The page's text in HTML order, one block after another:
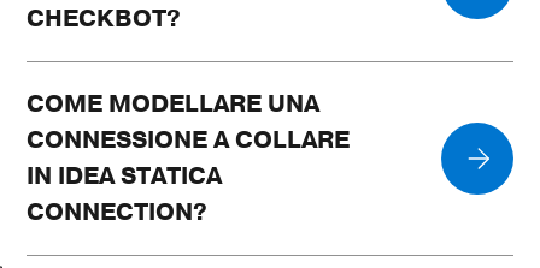
CHECKBOT?
COME MODELLARE UNA
CONNESSIONE A COLLARE
IN IDEA STATICA
CONNECTION?